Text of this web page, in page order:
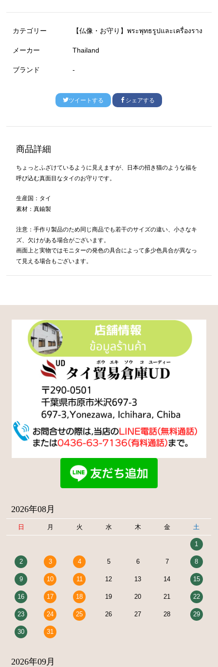
カテゴリー 【仏像・お守り】พระพุทธรูปและเครื่องราง
メーカー Thailand
ブランド -
ツイートする シェアする
商品詳細
ちょっとふざけているように見えますが、日本の招き猫のような福を
呼び込む真面目なタイのお守りです。
生産国：タイ
素材：真鍮製
注意：手作り製品のため同じ商品でも若干のサイズの違い、小さなキ
ズ、欠けがある場合がございます。
画面上と実物ではモニターの発色の具合によって多少色具合が異なっ
て見える場合もございます。
2026年08月
日 月 火 水 木 金 土
1
2 3 4 5 6 7 8
9 10 11 12 13 14 15
16 17 18 19 20 21 22
23 24 25 26 27 28 29
30 31
2026年09月